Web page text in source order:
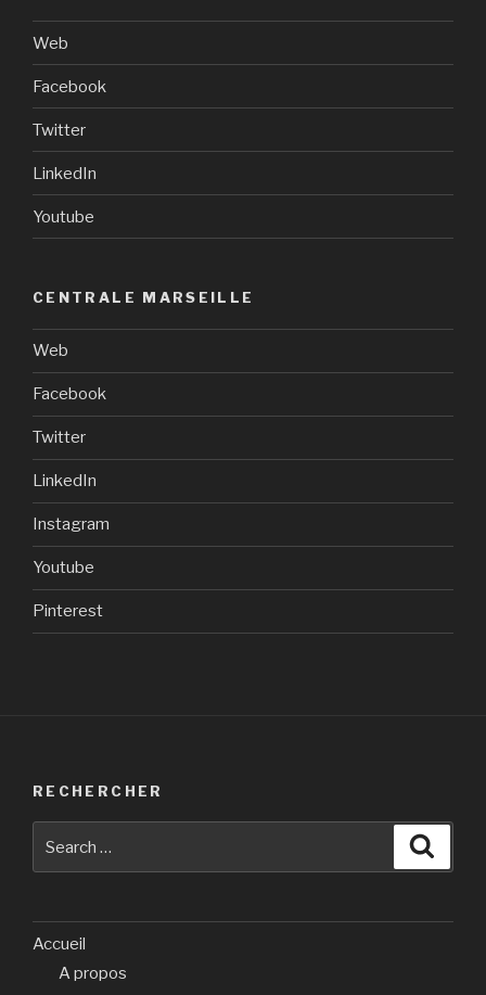
Web
Facebook
Twitter
LinkedIn
Youtube
CENTRALE MARSEILLE
Web
Facebook
Twitter
LinkedIn
Instagram
Youtube
Pinterest
RECHERCHER
for:
Accueil
A propos